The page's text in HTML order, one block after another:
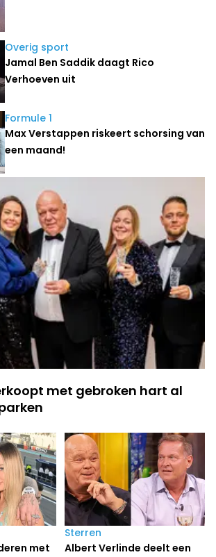
Overig sport
Jamal Ben Saddik daagt Rico
Verhoeven uit
Formule 1
Max Verstappen riskeert schorsing van
een maand!
met gebroken hart al
met
Sterren
Albert Verlinde deelt een